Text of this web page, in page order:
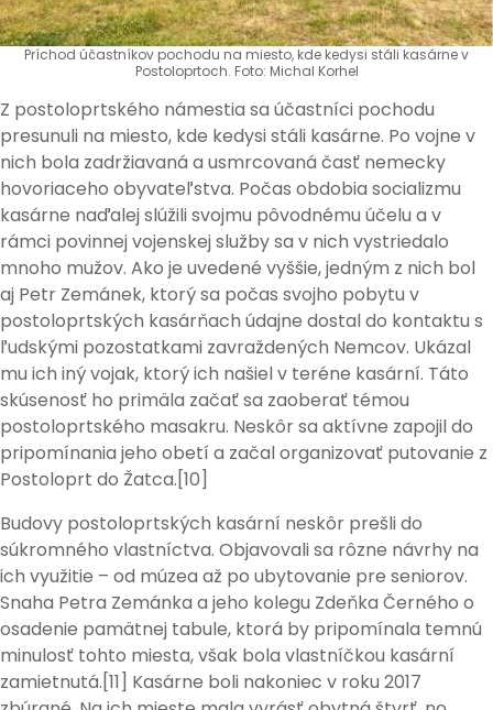
Príchod účastníkov pochodu na miesto, kde kedysi stáli kasárne v
Postoloprtoch. Foto: Michal Korhel
Z postoloprtského námestia sa účastníci pochodu
presunuli na miesto, kde kedysi stáli kasárne. Po vojne v
nich bola zadržiavaná a usmrcovaná časť nemecky
hovoriaceho obyvateľstva. Počas obdobia socializmu
kasárne naďalej slúžili svojmu pôvodnému účelu a v
rámci povinnej vojenskej služby sa v nich vystriedalo
mnoho mužov. Ako je uvedené vyššie, jedným z nich bol
aj Petr Zemánek, ktorý sa počas svojho pobytu v
postoloprtských kasárňach údajne dostal do kontaktu s
ľudskými pozostatkami zavraždených Nemcov. Ukázal
mu ich iný vojak, ktorý ich našiel v teréne kasární. Táto
skúsenosť ho primäla začať sa zaoberať témou
postoloprtského masakru. Neskôr sa aktívne zapojil do
pripomínania jeho obetí a začal organizovať putovanie z
Postoloprt do Žatca.[10]
Budovy postoloprtských kasární neskôr prešli do
súkromného vlastníctva. Objavovali sa rôzne návrhy na
ich využitie – od múzea až po ubytovanie pre seniorov.
Snaha Petra Zemánka a jeho kolegu Zdeňka Černého o
osadenie pamätnej tabule, ktorá by pripomínala temnú
minulosť tohto miesta, však bola vlastníčkou kasární
zamietnutá.[11] Kasárne boli nakoniec v roku 2017